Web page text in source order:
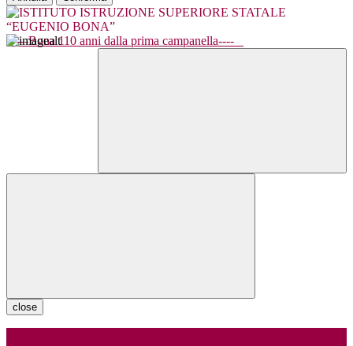
----Bona 110 anni dalla prima campanella----
close